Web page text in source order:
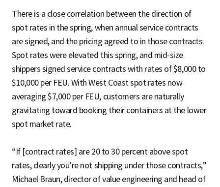
There is a close correlation between the direction of
spot rates in the spring, when annual service contracts
are signed, and the pricing agreed to in those contracts.
Spot rates were elevated this spring, and mid-size
shippers signed service contracts with rates of $8,000 to
$10,000 per FEU. With West Coast spot rates now
averaging $7,000 per FEU, customers are naturally
gravitating toward booking their containers at the lower
spot market rate.
“If [contract rates] are 20 to 30 percent above spot
rates, clearly you’re not shipping under those contracts,”
Michael Braun, director of value engineering and head of